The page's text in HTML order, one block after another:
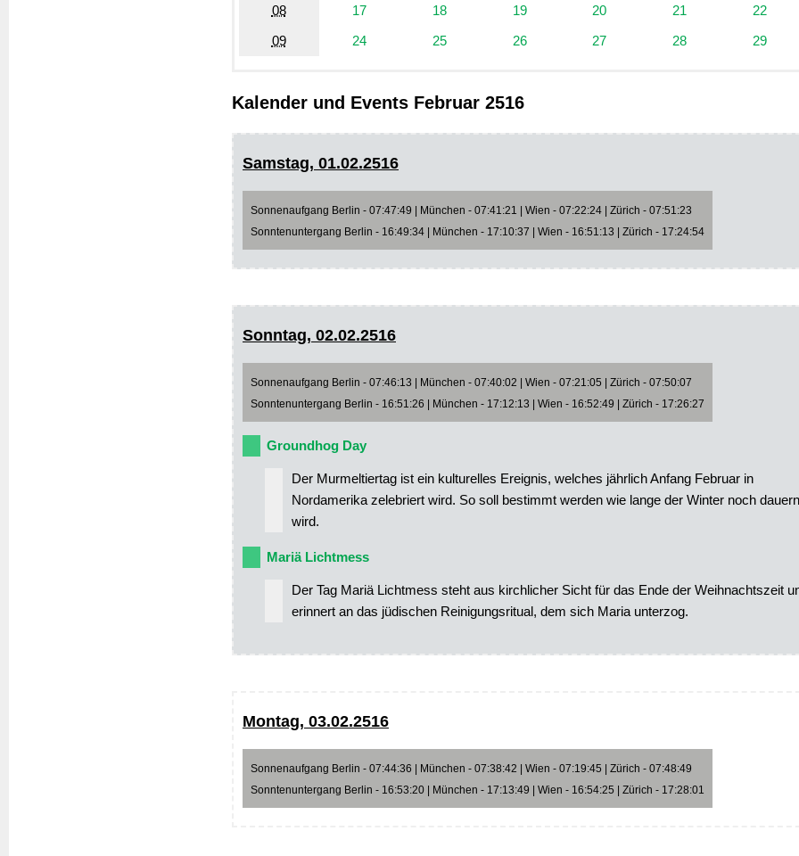
08
17 18 19 20 21
22
09
24 25 26 27 28 29
Kalender und Events Februar 2516
Samstag, 01.02.2516
Sonnenaufgang Berlin - 07:47:49 | München - 07:41:21 | Wien - 07:22:24 | Zürich - 07:51:23
Sonntenuntergang Berlin - 16:49:34 | München - 17:10:37 | Wien - 16:51:13 | Zürich - 17:24:54
Sonntag, 02.02.2516
Sonnenaufgang Berlin - 07:46:13 | München - 07:40:02 | Wien - 07:21:05 | Zürich - 07:50:07
Sonntenuntergang Berlin - 16:51:26 | München - 17:12:13 | Wien - 16:52:49 | Zürich - 17:26:27
Groundhog Day
Der Murmeltiertag ist ein kulturelles Ereignis, welches jährlich Anfang Februar in
Nordamerika zelebriert wird. So soll bestimmt werden wie lange der Winter noch dauern
wird.
Mariä Lichtmess
Der Tag Mariä Lichtmess steht aus kirchlicher Sicht für das Ende der Weihnachtszeit
erinnert an das jüdischen Reinigungsritual, dem sich Maria unterzog.
Montag, 03.02.2516
Sonnenaufgang Berlin - 07:44:36 | München - 07:38:42 | Wien - 07:19:45 | Zürich - 07:48:49
Sonntenuntergang Berlin - 16:53:20 | München - 17:13:49 | Wien - 16:54:25 | Zürich - 17:28:01